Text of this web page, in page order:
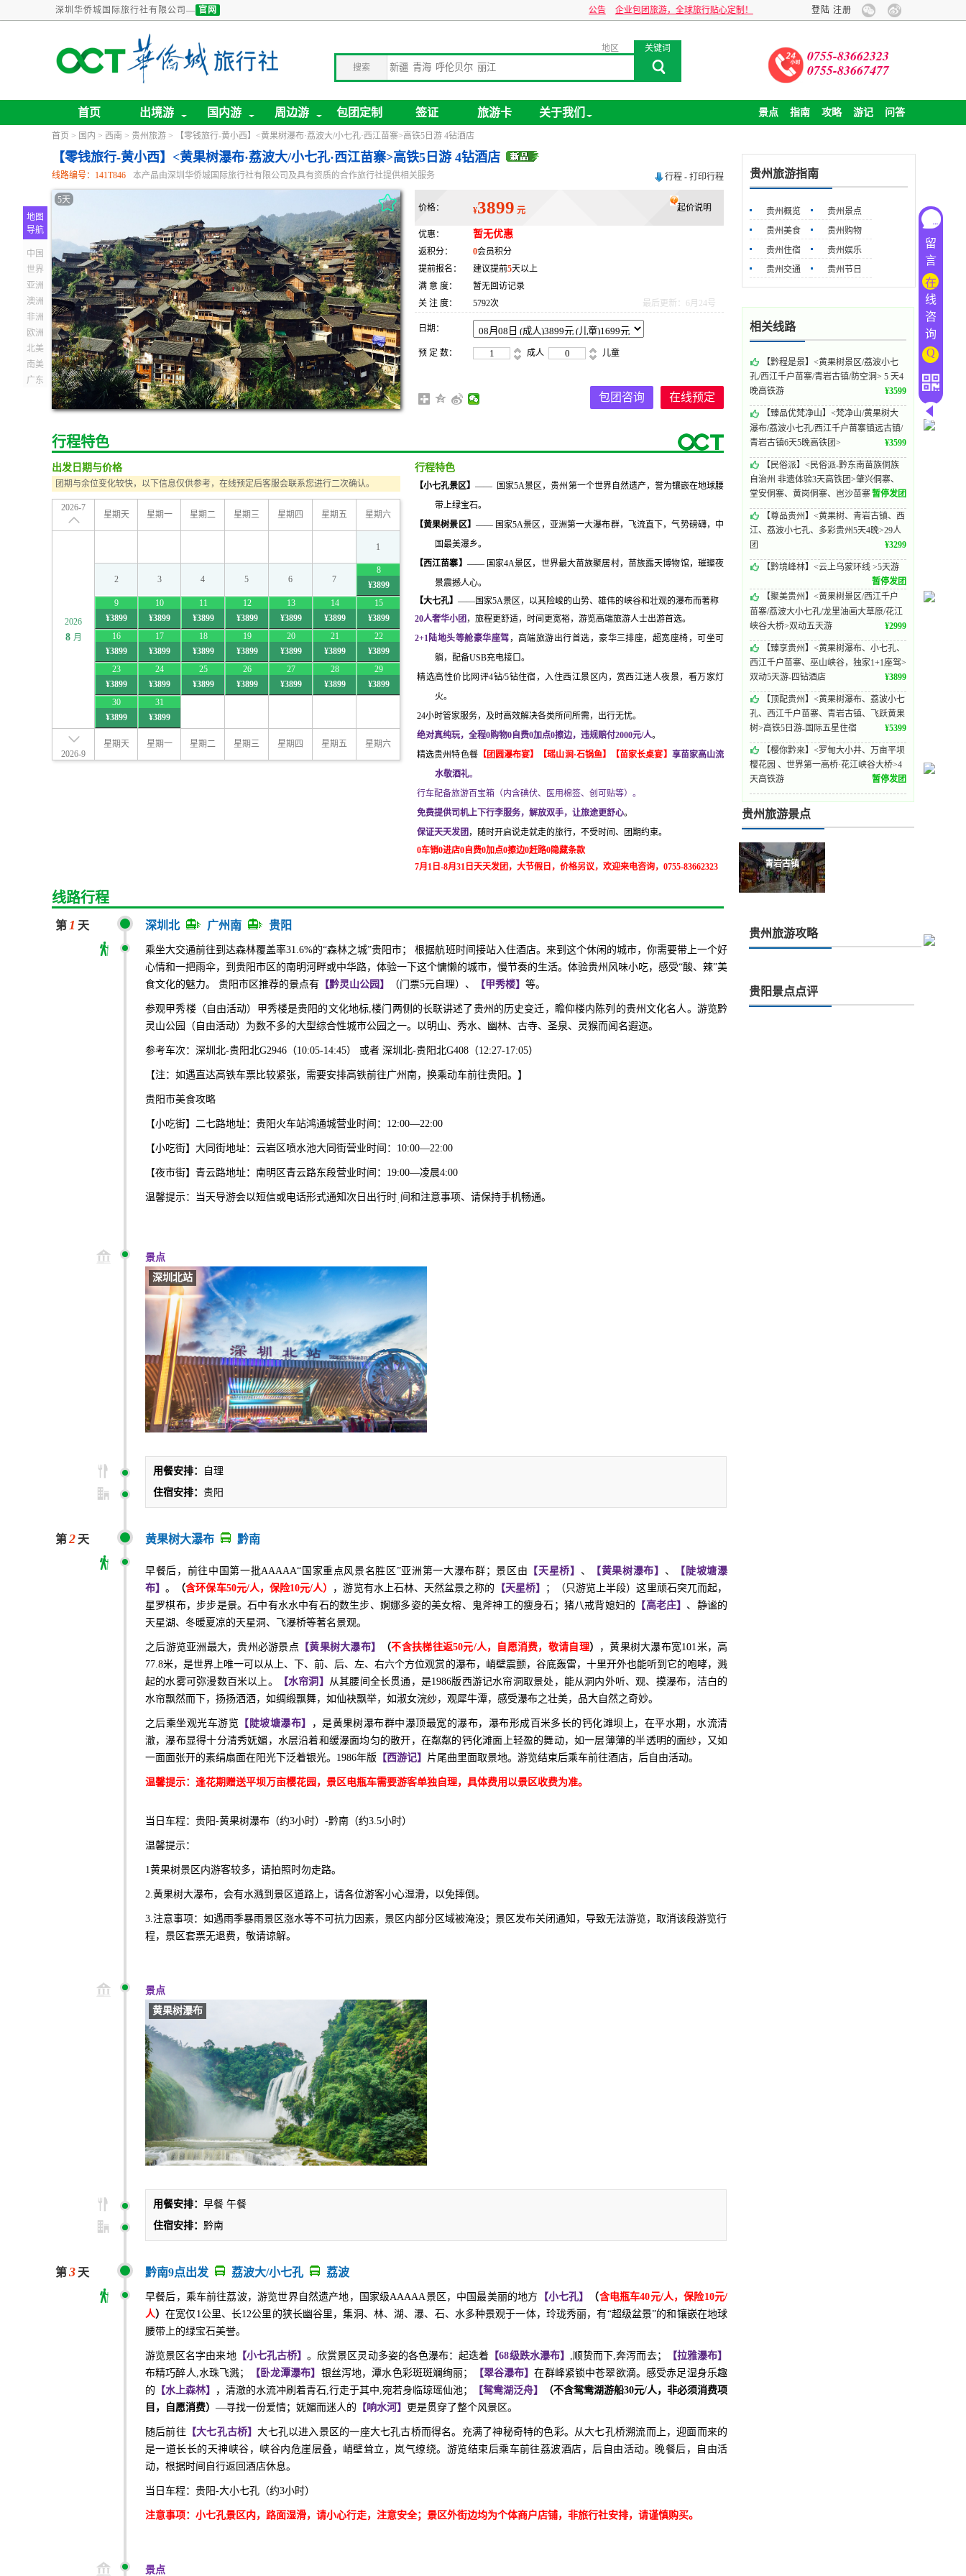
深圳华侨城国际旅行社有限公司— 官网 登陆 注册
企业包团旅游，全球旅行贴心定制！
搜索
地区 关键词
0755-83662323
0755-83667477
首页 出境游 国内游 周边游 包团定制 签证 旅游卡 关于我们 问答
游记
攻略
指南
景点
首页 > 国内 > 西南 > 贵州旅游 > 【零钱旅行-黄小西】<黄果树瀑布·荔波大/小七孔·西江苗寨>高铁5日游 4钻酒店
【零钱旅行-黄小西】<黄果树瀑布·荔波大/小七孔·西江苗寨>高铁5日游 4钻酒店
线路编号：141T846 本产品由深圳华侨城国际旅行社有限公司及具有资质的合作旅行社提供相关服务 行程 - 打印行程
5天
价格： ¥3899 元 起价说明
优惠： 暂无优惠
返积分： 0会员积分
提前报名：
建议提前5天以上
满 意 度：
暂无回访记录
关 注 度：
5792次 最后更新：6月24号
日期：
预 定 数： 成人 儿童
包团咨询 在线预定
行程特色
出发日期与价格
团期与余位变化较快，以下信息仅供参考，在线预定后客服会联系您进行二次确认。
2026-7
星期天 星期一 星期二 星期三 星期四 星期五 星期六
2026
8 月
1
2 3 4 5 6 7
8
¥3899
9
¥3899
10
¥3899
11
¥3899
12
¥3899
13
¥3899
14
¥3899
15
¥3899
16
¥3899
17
¥3899
18
¥3899
19
¥3899
20
¥3899
21
¥3899
22
¥3899
23
¥3899
24
¥3899
25
¥3899
26
¥3899
27
¥3899
28
¥3899
29
¥3899
30
¥3899
31
¥3899
2026-9
星期天 星期一 星期二 星期三 星期四 星期五 星期六
行程特色
【小七孔景区】—— 国家5A景区，贵州第一个世界自然遗产，誉为镶嵌在地球腰
带上绿宝石。
【黄果树景区】 —— 国家5A景区，亚洲第一大瀑布群，飞流直下，气势磅礴，中
国最美瀑乡。
【西江苗寨】 —— 国家4A景区，世界最大苗族聚居村，苗族露天博物馆，璀璨夜
景震撼人心。
【大七孔】 ——国家5A景区，以其险峻的山势、雄伟的峡谷和壮观的瀑布而著称
20人奢华小团 ，旅程更舒适，时间更宽裕，游览高端旅游人士出游首选。
2+1陆地头等舱豪华座驾 ， 高端旅游出行首选，豪华三排座，超宽座椅，可坐可
躺，配备USB充电接口。
精选高性价比网评4钻/5钻住宿，入住西江景区内，赏西江迷人夜景，看万家灯
火。
24小时管家服务，及时高效解决各类所问所需，出行无忧。
绝对真纯玩，全程0购物0自费0加点0擦边，违规赔付2000元/人。
精选贵州特色餐【团圆瀑布宴】【瑶山涧 ·石锅鱼】【苗家长桌宴】 享苗家高山流
水敬酒礼。
行车配备旅游百宝箱（内含碘伏、医用棉签、创可贴等） 。
免费提供司机上下行李服务，解放双手，让旅途更舒心。
保证天天发团 ，随时开启说走就走的旅行，不受时间、团期约束。
0车销0进店0自费0加点0擦边0赶路0隐藏条款
7月1日-8月31日天天发团，大节假日，价格另议，欢迎来电咨询，0755-83662323
线路行程
第1 天 深圳北 广州南 贵阳
乘坐大交通前往到达森林覆盖率31.6%的“森林之城”贵阳市； 根据航班时间接站入住酒店。来到这个休闲的城市，你需要带上一个好
心情和一把雨伞，到贵阳市区的南明河畔或中华路，体验一下这个慵懒的城市，慢节奏的生活。体验贵州风味小吃，感受“酸、辣”美
食文化的魅力。 贵阳市区推荐的景点有 【黔灵山公园 】 （门票5元自理）、 【甲秀楼】 等。
参观甲秀楼（自由活动）甲秀楼是贵阳的文化地标,楼门两侧的长联讲述了贵州的历史变迁，瞻仰楼内陈列的贵州文化名人。游览黔
灵山公园（自由活动）为数不多的大型综合性城市公园之一。以明山、秀水、幽林、古寺、圣泉、灵猴而闻名遐迩。
参考车次： 深圳北-贵阳北G2946（10:05-14:45） 或者 深圳北-贵阳北G408（12:27-17:05）
【注：如遇直达高铁车票比较紧张，需要安排高铁前往广州南，换乘动车前往贵阳。】
贵阳市美食攻略
【小吃街】二七路地址：贵阳火车站鸿通城营业时间： 12:00—22:00
【小吃街】大同街地址：云岩区喷水池大同街营业时间： 10:00—22:00
【夜市街】青云路地址：南明区青云路东段营业时间： 19:00—凌晨4:00
温馨提示：当天导游会以短信或电话形式通知次日出行时
·
间和注意事项、请保持手机畅通。
景点
深圳北站
用餐安排：
自理
住宿安排： 贵阳
第2 天 黄果树大瀑布 黔南
早餐后， 前往中国第一批AAAAA“国家重点风景名胜区”亚洲第一大瀑布群；景区由 【天星桥】 、 【黄果树瀑布】 、
【陡坡塘瀑
布】。 （含环保车50元/人，保险10元/人） ，游览有水上石林、天然盆景之称的 【天星桥】
；（只游览上半段）这里顽石突兀而起，
星罗棋布，步步是景。石中有水水中有石的数生步、婀娜多姿的美女榕、鬼斧神工的瘦身石；猪八戒背媳妇的 【高老庄】 、静谧的
天星湖、冬暖夏凉的天星洞、飞瀑桥等著名景观。
之后游览亚洲最大，贵州必游景点 【黄果树大瀑布】 （不含扶梯往返50元/人， 自愿消费， 敬请自理） ，黄果树大瀑布宽101米，高
77.8米，是世界上唯一可以从上、下、前、后、左、右六个方位观赏的瀑布，峭壁震颤，谷底轰雷，十里开外也能听到它的咆哮，溅
起的水雾可弥漫数百米以上。
【水帘洞】 从其腰间全长贯通，是1986版西游记水帘洞取景处，能从洞内外听、观、摸瀑布，洁白的
水帘飘然而下，扬扬洒洒，如绸缎飘舞，如仙袂飘举，如淑女浣纱，观犀牛潭，感受瀑布之壮美，品大自然之奇妙。
之后乘坐观光车游览 【陡坡塘瀑布】
，是黄果树瀑布群中瀑顶最宽的瀑布，瀑布形成百米多长的钙化滩坝上，在平水期，水流清
澈，瀑布显得十分清秀妩媚，水层沿着和缓瀑面均匀的散开，在粼粼的钙化滩面上轻盈的舞动，如一层薄薄的半透明的面纱，又如
一面面张开的素绢扇面在阳光下泛着银光。 1986年版 【西游记】 片尾曲里面取景地。游览结束后乘车前往酒店，后自由活动。
温馨提示：逢花期赠送平坝万亩樱花园，景区电瓶车需要游客单独自理，具体费用以景区收费为准。
当日车程：贵阳-黄果树瀑布（约3小时）-黔南（约3.5小时）
温馨提示：
1黄果树景区内游客较多，请拍照时勿走路。
2. 黄果树大瀑布，会有水溅到景区道路上，请各位游客小心湿滑，以免摔倒。
3.注意事项：如遇雨季暴雨景区涨水等不可抗力因素，景区内部分区域被淹没；景区发布关闭通知，导致无法游览，取消该段游览行
程，景区套票无退费，敬请谅解。
景点
黄果树瀑布
用餐安排： 早餐 午餐
住宿安排： 黔南
第3 天 黔南9点出发 荔波大/小七孔 荔波
早餐后，乘车前往荔波，游览世界自然遗产地，国家级AAAAA景区，中国最美丽的地方 【小七孔】 （含电瓶车40元/人，保险10元/
人）在宽仅 1公里、长12公里的狭长幽谷里，集洞、林、湖、瀑、石、水多种景观于一体，玲珑秀丽，有“超级盆景”的和镶嵌在地球
腰带上的绿宝石美誉。
游览景区名字由来地 【小七孔古桥】。欣赏景区灵动多姿的各色瀑布：起迭着 【68级跌水瀑布】 ,顺贽而下,奔泻而去；
【拉雅瀑布】
布精巧醉人 ,水珠飞溅； 【卧龙潭瀑布】 银丝泻地，潭水色彩斑斑斓绚丽； 【翠谷瀑布】在群峰紧锁中苍翠欲滴。感受赤足湿身乐趣
的 【水上森林】 ，清澈的水流冲刷着青石 ,行走于其中,宛若身临琼瑶仙池； 【鸳鸯湖泛舟】 （不含鸳鸯湖游船30元/人，非必须消费项
目，自愿消费） —寻找一份爱情；妩媚而迷人的 【响水河】 更是贯穿了整个风景区。
随后前往 【大七孔古桥】大七孔以进入景区的一座大七孔古桥而得名。充满了神秘奇特的色彩。从大七孔桥溯流而上，迎面而来的
是一道长长的天神峡谷，峡谷内危崖层叠，峭壁耸立，岚气缭绕。游览结束后乘车前往荔波酒店，后自由活动。
晚餐后，自由活
动，根据时间自行返回酒店休息。
当日车程：贵阳-大小七孔（约3小时）
注意事项：小七孔景区内，路面湿滑，请小心行走，注意安全；景区外街边均为个体商户店铺，非旅行社安排，请谨慎购买。
景点
贵州旅游指南
贵州概览
贵州景点
贵州美食
贵州购物
贵州住宿
贵州娱乐
贵州交通
贵州节日
相关线路
【黔程是景】<黄果树景区/荔波小七
孔/西江千户苗寨/青岩古镇/防空洞> 5 天4
晚高铁游
3599
¥
【臻品优梵净山】<梵净山/黄果树大
瀑布/荔波小七孔/西江千户苗寨镇远古镇/
青岩古镇6天5晚高铁团>
3599
¥
【民俗派】<民俗派-黔东南苗族侗族
自治州 非遗体验3天高铁团>肇兴侗寨、
堂安侗寨、黄岗侗寨、岜沙苗寨暂停发团
【尊品贵州】<黄果树、青岩古镇、西
江、荔波小七孔、多彩贵州5天4晚>29人
团
3299
¥
【黔境峰林】<云上乌蒙环线 >5天游
暂停发团
【聚美贵州】<黄果树景区/西江千户
苗寨/荔波大小七孔/龙里油画大草原/花江
峡谷大桥>双动五天游
2999
¥
【臻享贵州】<黄果树瀑布、小七孔、
西江千户苗寨、巫山峡谷，独家1+1座驾>
双动5天游-四钻酒店
3899
¥
【顶配贵州】<黄果树瀑布、荔波小七
孔、西江千户苗寨、青岩古镇、飞跃黄果
树>高铁5日游-国际五星住宿
5399
¥
【樱你黔来】<罗甸大小井、万亩平坝
樱花园 、世界第一高桥·花江峡谷大桥>4
天高铁游
暂停发团
贵州旅游景点
青岩古镇
贵州旅游攻略
贵阳景点点评
留
言
在
线
咨
询
Q
地图
导航
中国
世界
亚洲
澳洲
非洲
欧洲
北美
南美
广东